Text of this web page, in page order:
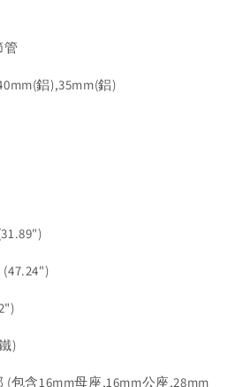
管
鋁),35mm(鋁)
)
(包含16mm母座,16mm公座,28mm